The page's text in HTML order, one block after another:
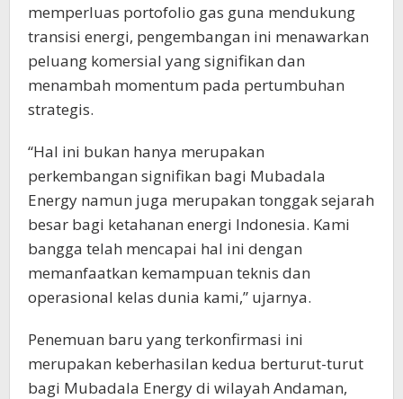
memperluas portofolio gas guna mendukung
transisi energi, pengembangan ini menawarkan
peluang komersial yang signifikan dan
menambah momentum pada pertumbuhan
strategis.
“Hal ini bukan hanya merupakan
perkembangan signifikan bagi Mubadala
Energy namun juga merupakan tonggak sejarah
besar bagi ketahanan energi Indonesia. Kami
bangga telah mencapai hal ini dengan
memanfaatkan kemampuan teknis dan
operasional kelas dunia kami,” ujarnya.
Penemuan baru yang terkonfirmasi ini
merupakan keberhasilan kedua berturut-turut
bagi Mubadala Energy di wilayah Andaman,